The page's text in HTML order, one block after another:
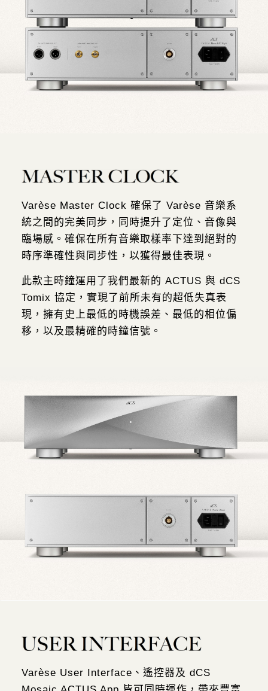
Varèse Master Clock 確保了 Varèse 音樂系
統之間的完美同步，同時提升了定位、音像與
臨場感。確保在所有音樂取樣率下達到絕對的
時序準確性與同步性，以獲得最佳表現。
此款主時鐘運用了我們最新的 ACTUS 與 dCS
Tomix 協定，實現了前所未有的超低失真表
現，擁有史上最低的時機誤差、最低的相位偏
移，以及最精確的時鐘信號。
Varèse User Interface、遙控器及 dCS